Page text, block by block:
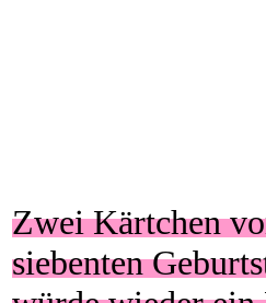
Zwei Kärtchen
siebenten